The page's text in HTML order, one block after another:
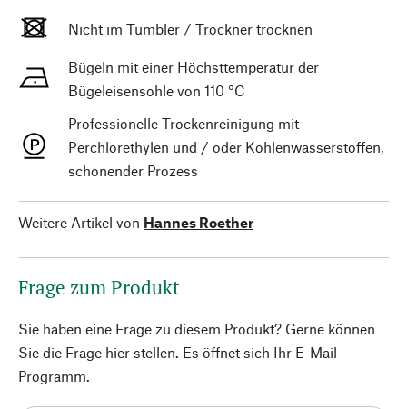
Nicht im Tumbler / Trockner trocknen
Bügeln mit einer Höchsttemperatur der
Bügeleisensohle von 110 °C
Professionelle Trockenreinigung mit
Perchlorethylen und / oder Kohlenwasserstoffen,
schonender Prozess
Weitere Artikel von Hannes Roether
Frage zum Produkt
Sie haben eine Frage zu diesem Produkt? Gerne können
Sie die Frage hier stellen. Es öffnet sich Ihr E-Mail-
Programm.